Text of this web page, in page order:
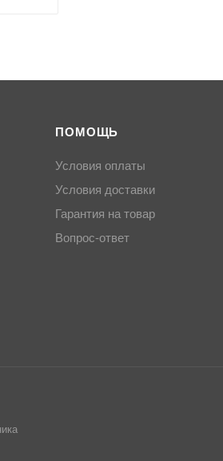
ПОМОЩЬ
Условия оплаты
Условия доставки
Гарантия на товар
Вопрос-ответ